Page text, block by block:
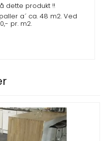
dette produkt !!
a´ ca. 48 m2. Ved
pr. m2.